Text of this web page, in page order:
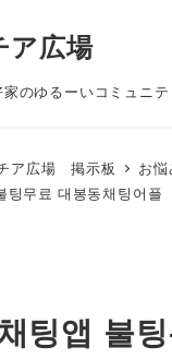
ア広場
のゆるーいコミュニ
ア広場 掲示板
お
팅무료 대봉동채팅어플
팅앱 불